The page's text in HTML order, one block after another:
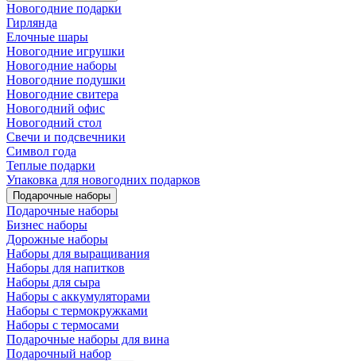
Новогодние подарки
Гирлянда
Елочные шары
Новогодние игрушки
Новогодние наборы
Новогодние подушки
Новогодние свитера
Новогодний офис
Новогодний стол
Свечи и подсвечники
Символ года
Теплые подарки
Упаковка для новогодних подарков
Подарочные наборы
Подарочные наборы
Бизнес наборы
Дорожные наборы
Наборы для выращивания
Наборы для напитков
Наборы для сыра
Наборы с аккумуляторами
Наборы с термокружками
Наборы с термосами
Подарочные наборы для вина
Подарочный набор